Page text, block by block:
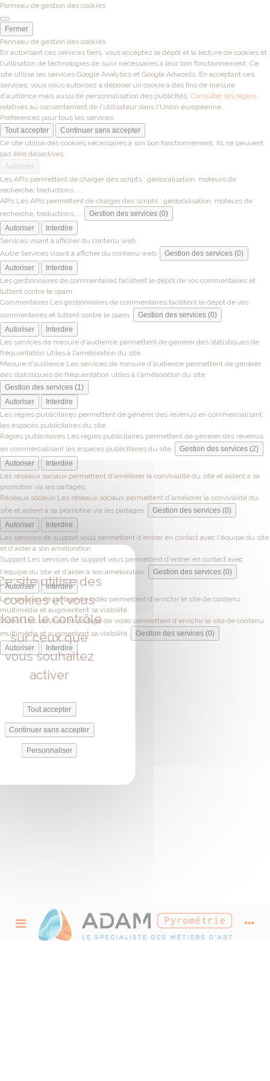
Panneau de gestion des cookies
Fermer
Panneau de gestion des cookies
En autorisant ces services tiers, vous acceptez le dépôt et la lecture de cookies et
l'utilisation de technologies de suivi nécessaires à leur bon fonctionnement. Ce
site utilise les services Google Analytics et Google Adwords. En acceptant ces
services, vous nous autorisez à déposer un cookie à des fins de mesure
d'audience mais aussi de personnalisation des publicités. Consulter les règles
relatives au consentement de l'utilisateur dans l'Union européenne.
Préférences pour tous les services
Tout accepter
Continuer sans accepter
Ce site utilise des cookies nécessaires à son bon fonctionnement. Ils ne peuvent
pas être désactivés.
Autoriser
Les APIs permettent de charger des scripts : géolocalisation, moteurs de
recherche, traductions, ...
APIs Les APIs permettent de charger des scripts : géolocalisation, moteurs de
recherche, traductions, ...
Gestion des services (0)
Autoriser
Interdire
Services visant à afficher du contenu web.
Autre Services visant à afficher du contenu web.
Gestion des services (0)
Autoriser
Interdire
Les gestionnaires de commentaires facilitent le dépôt de vos commentaires et
luttent contre le spam.
Commentaires Les gestionnaires de commentaires facilitent le dépôt de vos
commentaires et luttent contre le spam.
Gestion des services (0)
Autoriser
Interdire
Les services de mesure d'audience permettent de générer des statistiques de
fréquentation utiles à l'amélioration du site.
Mesure d'audience Les services de mesure d'audience permettent de générer
des statistiques de fréquentation utiles à l'amélioration du site.
Gestion des services (1)
Autoriser
Interdire
Les régies publicitaires permettent de générer des revenus en commercialisant
les espaces publicitaires du site.
Régies publicitaires Les régies publicitaires permettent de générer des revenus
en commercialisant les espaces publicitaires du site.
Gestion des services (2)
Autoriser
Interdire
Les réseaux sociaux permettent d'améliorer la convivialité du site et aident à sa
promotion via les partages.
Réseaux sociaux Les réseaux sociaux permettent d'améliorer la convivialité du
site et aident à sa promotion via les partages.
Gestion des services (0)
Autoriser
Interdire
Les services de support vous permettent d'entrer en contact avec l'équipe du site
et d'aider à son amélioration.
Support Les services de support vous permettent d'entrer en contact avec
l'équipe du site et d'aider à son amélioration.
Gestion des services (0)
Autoriser
Interdire
Les services de partage de vidéo permettent d'enrichir le site de contenu
multimédia et augmentent sa visibilité.
Vidéos Les services de partage de vidéo permettent d'enrichir le site de contenu
multimédia et augmentent sa visibilité.
Gestion des services (0)
Autoriser
Interdire
site utilise des
cookies et vous
le contrôle
sur ceux que
vous souhaitez
activer
Tout accepter
Continuer sans accepter
Personnaliser